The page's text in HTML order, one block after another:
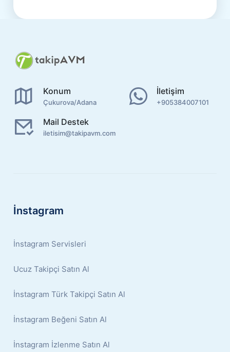
Konum
Çukurova/Adana
İletişim
+905384007101
Mail Destek
iletisim@takipavm.com
İnstagram
İnstagram Servisleri
Ucuz Takipçi Satın Al
İnstagram Türk Takipçi Satın Al
İnstagram Beğeni Satın Al
İnstagram İzlenme Satın Al